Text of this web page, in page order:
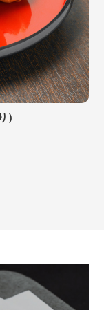
）